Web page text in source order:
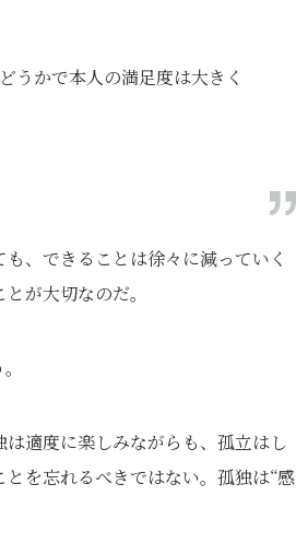
うかで本人の満足度は大きく
、できることは徐々に減っていく
が大切なのだ。
適度に楽しみながらも、孤立はし
を忘れるべきではない。孤独は“感